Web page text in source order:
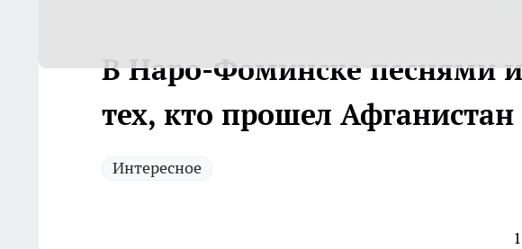
В Наро-Фоминске песнями
тех, кто прошел Афганистан
Интересное